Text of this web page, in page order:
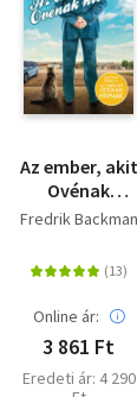
Az ember, akit
Ovénak
hívnak - puha
Fredrik Backman
Online ár:
3 861 Ft
Eredeti ár: 4 290